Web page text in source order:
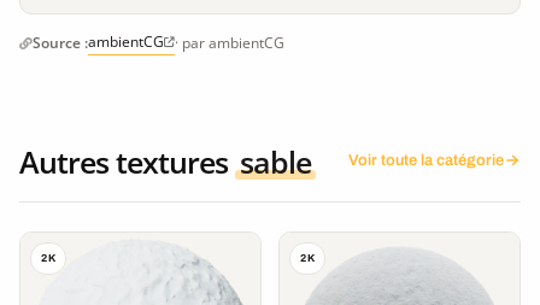
Source :ambientCG · par ambientCG
Autres textures sable Voir toute la catégorie
2K 2K